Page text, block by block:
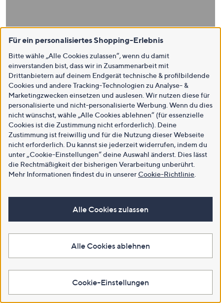
Für ein personalisiertes Shopping-Erlebnis
Bitte wähle „Alle Cookies zulassen“, wenn du damit
einverstanden bist, dass wir in Zusammenarbeit mit
Drittanbietern auf deinem Endgerät technische & profilbildende
Cookies und andere Tracking-Technologien zu Analyse- &
Marketingzwecken einsetzen und auslesen. Wir nutzen diese für
personalisierte und nicht-personalisierte Werbung. Wenn du dies
nicht wünschst, wähle „Alle Cookies ablehnen“ (für essenzielle
Cookies ist die Zustimmung nicht erforderlich). Deine
Zustimmung ist freiwillig und für die Nutzung dieser Webseite
nicht erforderlich. Du kannst sie jederzeit widerrufen, indem du
unter „Cookie-Einstellungen“ deine Auswahl änderst. Dies lässt
die Rechtmäßigkeit der bisherigen Verarbeitung unberührt.
Mehr Informationen findest du in unsererCookie-Richtlinie
Alle Cookies zulassen
Alle Cookies ablehnen
Cookie-Einstellungen